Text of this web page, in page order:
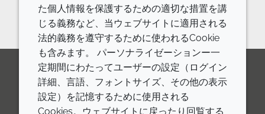
お問い合わせフォーム
LinkedInYoutubeLine
た個人情報を保護するための適切な措置を講
じる義務など、当ウェブサイトに適用される
法的義務を遵守するために使われるCookie
も含みます。 パーソナライゼーションー一
定期間にわたってユーザーの設定（ログイン
詳細、言語、フォントサイズ、その他の表示
設定）を記憶するために使用される
Cookies。ウェブサイトに戻ったり回覧する